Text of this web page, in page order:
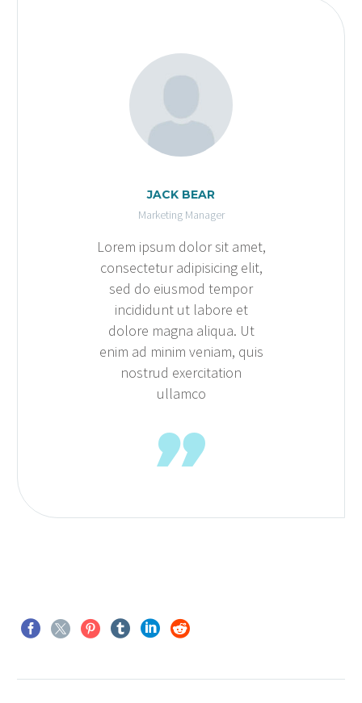
JACK BEAR
Marketing Manager
Lorem ipsum dolor sit amet,
consectetur adipisicing elit,
sed do eiusmod tempor
incididunt ut labore et
dolore magna aliqua. Ut
enim ad minim veniam, quis
nostrud exercitation
ullamco